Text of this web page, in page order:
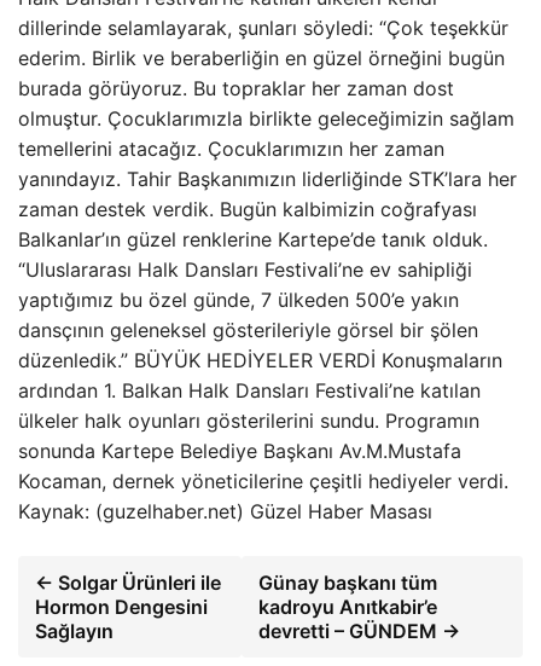
dillerinde selamlayarak, şunları söyledi: “Çok teşekkür
ederim. Birlik ve beraberliğin en güzel örneğini bugün
burada görüyoruz. Bu topraklar her zaman dost
olmuştur. Çocuklarımızla birlikte geleceğimizin sağlam
temellerini atacağız. Çocuklarımızın her zaman
yanındayız. Tahir Başkanımızın liderliğinde STK’lara her
zaman destek verdik. Bugün kalbimizin coğrafyası
Balkanlar’ın güzel renklerine Kartepe’de tanık olduk.
“Uluslararası Halk Dansları Festivali’ne ev sahipliği
yaptığımız bu özel günde, 7 ülkeden 500’e yakın
dansçının geleneksel gösterileriyle görsel bir şölen
düzenledik.” BÜYÜK HEDİYELER VERDİ Konuşmaların
ardından 1. Balkan Halk Dansları Festivali’ne katılan
ülkeler halk oyunları gösterilerini sundu. Programın
sonunda Kartepe Belediye Başkanı Av.M.Mustafa
Kocaman, dernek yöneticilerine çeşitli hediyeler verdi.
Kaynak: (guzelhaber.net) Güzel Haber Masası
← Solgar Ürünleri ile
Hormon Dengesini
Sağlayın
Günay başkanı tüm
kadroyu Anıtkabir’e
devretti – GÜNDEM →